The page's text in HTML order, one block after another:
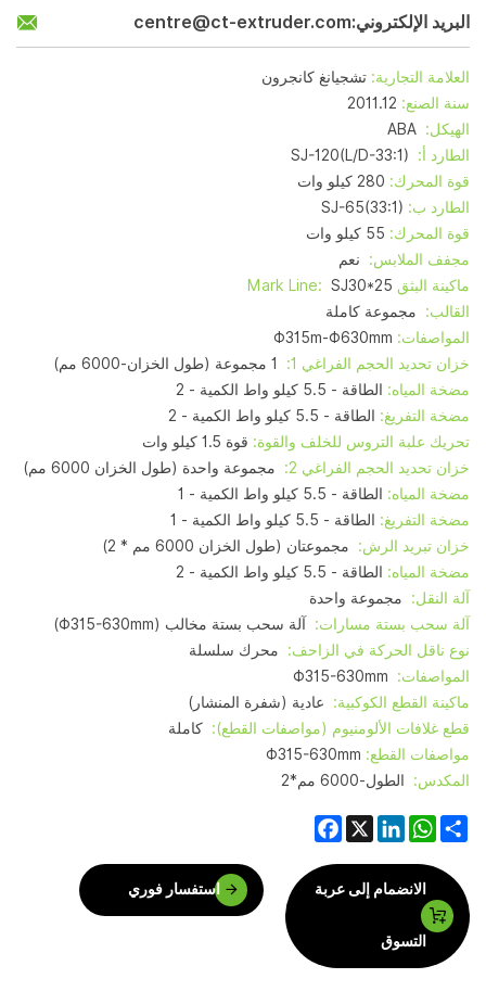
البريد الإلكتروني:centre@ct-extruder.com
العلامة التجارية: تشجيانغ كانجرون
سنة الصنع:
الهيكل:
الطارد أ:
قوة المحرك:
الطارد ب:
قوة المحرك:
مجفف الملابس: نعم
ماكينة البثق Mark Line: SJ30*25
القالب: مجموعة كاملة
المواصفات:
خزان تحديد الحجم الفراغي 1:
مضخة المياه: الطاقة - 5.5 كيلو واط الكمية - 2
مضخة التفريغ: الطاقة - 5.5 كيلو واط الكمية - 2
تحريك علبة التروس للخلف والقوة: قوة 1.5 كيلو وات
خزان تحديد الحجم الفراغي 2:
مجموعة واحدة (طول الخزان 6000 مم)
مضخة المياه: الطاقة - 5.5 كيلو واط الكمية - 1
مضخة التفريغ: الطاقة - 5.5 كيلو واط الكمية - 1
خزان تبريد الرش: مجموعتان (طول الخزان 6000 مم * 2)
مضخة المياه: الطاقة - 5.5 كيلو واط الكمية - 2
آلة النقل: مجموعة واحدة
آلة سحب بستة مسارات: آلة سحب بستة مخالب (Φ315-630mm)
نوع ناقل الحركة في الزاحف: محرك سلسلة
المواصفات:
ماكينة القطع الكوكبية: عادية (شفرة المنشار)
قطع غلافات الألومنيوم (مواصفات القطع): كاملة
مواصفات القطع:
المكدس: الطول-6000 مم*2
Facebook X
LinkedIn
WhatsAppShare
الانضمام إلى عربة
التسوق
استفسار فوري